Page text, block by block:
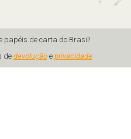
papéis de carta do Brasil!
de devoluçãoe privacidade